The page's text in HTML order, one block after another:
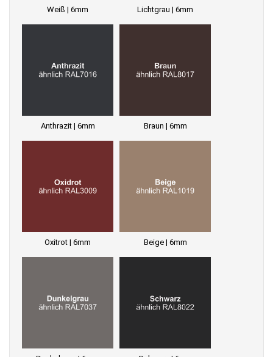
Weiß | 6mm Lichtgrau | 6mm
Anthrazit | 6mm Braun | 6mm
Oxitrot | 6mm Beige | 6mm